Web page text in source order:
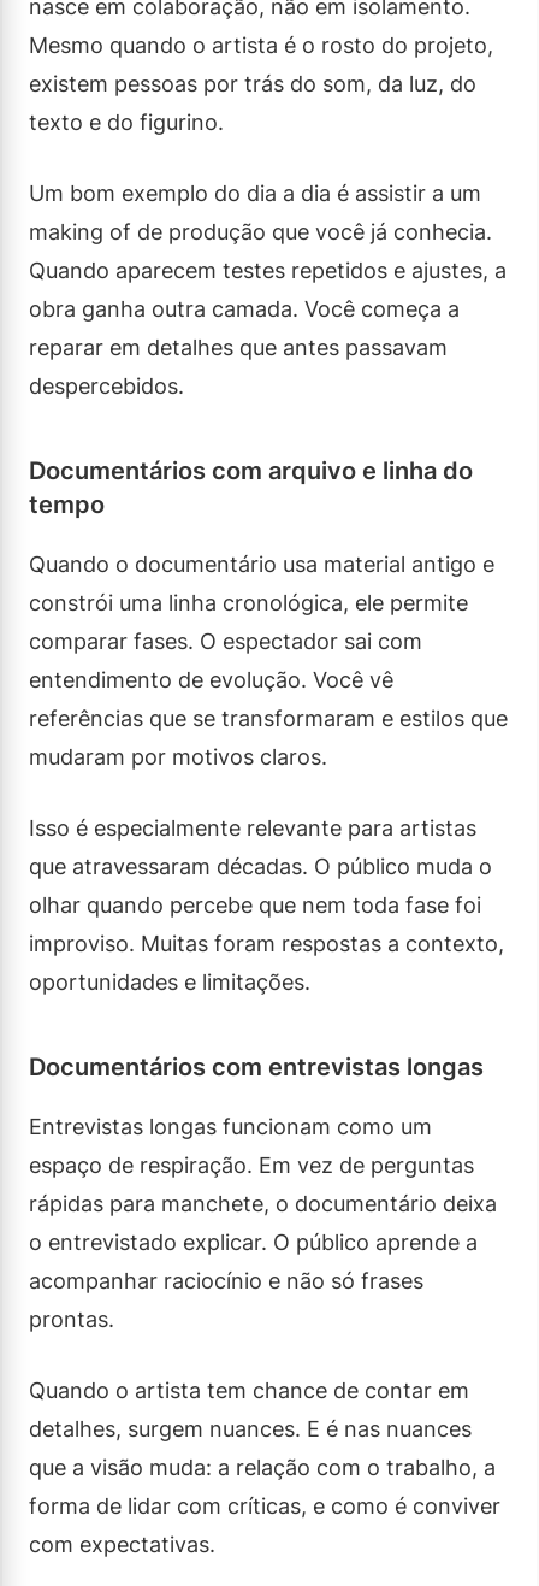
nasce em colaboração, não em isolamento.
Mesmo quando o artista é o rosto do projeto,
existem pessoas por trás do som, da luz, do
texto e do figurino.
Um bom exemplo do dia a dia é assistir a um
making of de produção que você já conhecia.
Quando aparecem testes repetidos e ajustes, a
obra ganha outra camada. Você começa a
reparar em detalhes que antes passavam
despercebidos.
Documentários com arquivo e linha do
tempo
Quando o documentário usa material antigo e
constrói uma linha cronológica, ele permite
comparar fases. O espectador sai com
entendimento de evolução. Você vê
referências que se transformaram e estilos que
mudaram por motivos claros.
Isso é especialmente relevante para artistas
que atravessaram décadas. O público muda o
olhar quando percebe que nem toda fase foi
improviso. Muitas foram respostas a contexto,
oportunidades e limitações.
Documentários com entrevistas longas
Entrevistas longas funcionam como um
espaço de respiração. Em vez de perguntas
rápidas para manchete, o documentário deixa
o entrevistado explicar. O público aprende a
acompanhar raciocínio e não só frases
prontas.
Quando o artista tem chance de contar em
detalhes, surgem nuances. E é nas nuances
que a visão muda: a relação com o trabalho, a
forma de lidar com críticas, e como é conviver
com expectativas.